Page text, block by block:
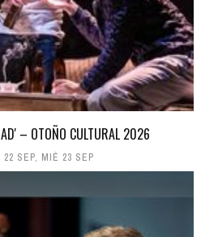
– OTOÑO CULTURAL 2026
22 SEP, MIÉ 23 SEP